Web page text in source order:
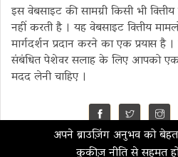
इस वेबसाइट की सामग्री किसी भी
नहीं करती है । यह वेबसाइट वित्तीय
मार्गदर्शन प्रदान करने का एक प्रयास है
संबंधित पेशेवर सलाह के लिए आपको एक
मदद लेनी चाहिए ।
©2023
अपने ब्राउज़िंग अनुभव को